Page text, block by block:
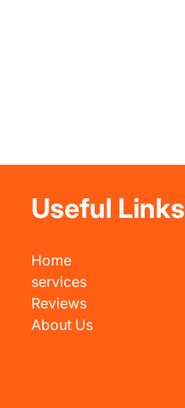
Useful Links
Home
services
Reviews
About Us